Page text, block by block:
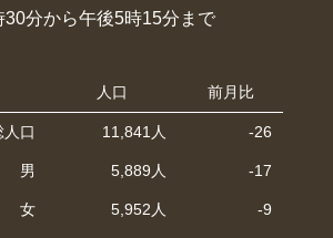
分から午後5時15分まで
人口 前月比
人口 11,841人 -26
男 5,889人 -17
女 5,952人 -9